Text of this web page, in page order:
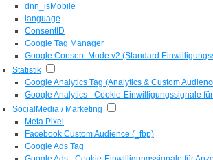
dnn_isMobile
language
ConsentID
Google Tag Manager
Google Consent Mode v2 (Standard
Statistik
Google Analytics Tag (Analytics & Custom
Google Analytics - Cookie-Einwilligungssignale
SocialMedia / Marketing
Meta Pixel
Facebook Custom Audience (_fbp)
Google Ads Tag